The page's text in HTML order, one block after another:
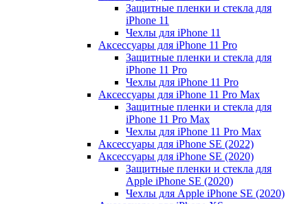
Защитные пленки и стекла для
iPhone 11
Чехлы для iPhone 11
Аксессуары для iPhone 11 Pro
Защитные пленки и стекла для
iPhone 11 Pro
Чехлы для iPhone 11 Pro
Аксессуары для iPhone 11 Pro Max
Защитные пленки и стекла для
iPhone 11 Pro Max
Чехлы для iPhone 11 Pro Max
Аксессуары для iPhone SE (2022)
Аксессуары для iPhone SE (2020)
Защитные пленки и стекла для
Apple iPhone SE (2020)
Чехлы для Apple iPhone SE (2020)